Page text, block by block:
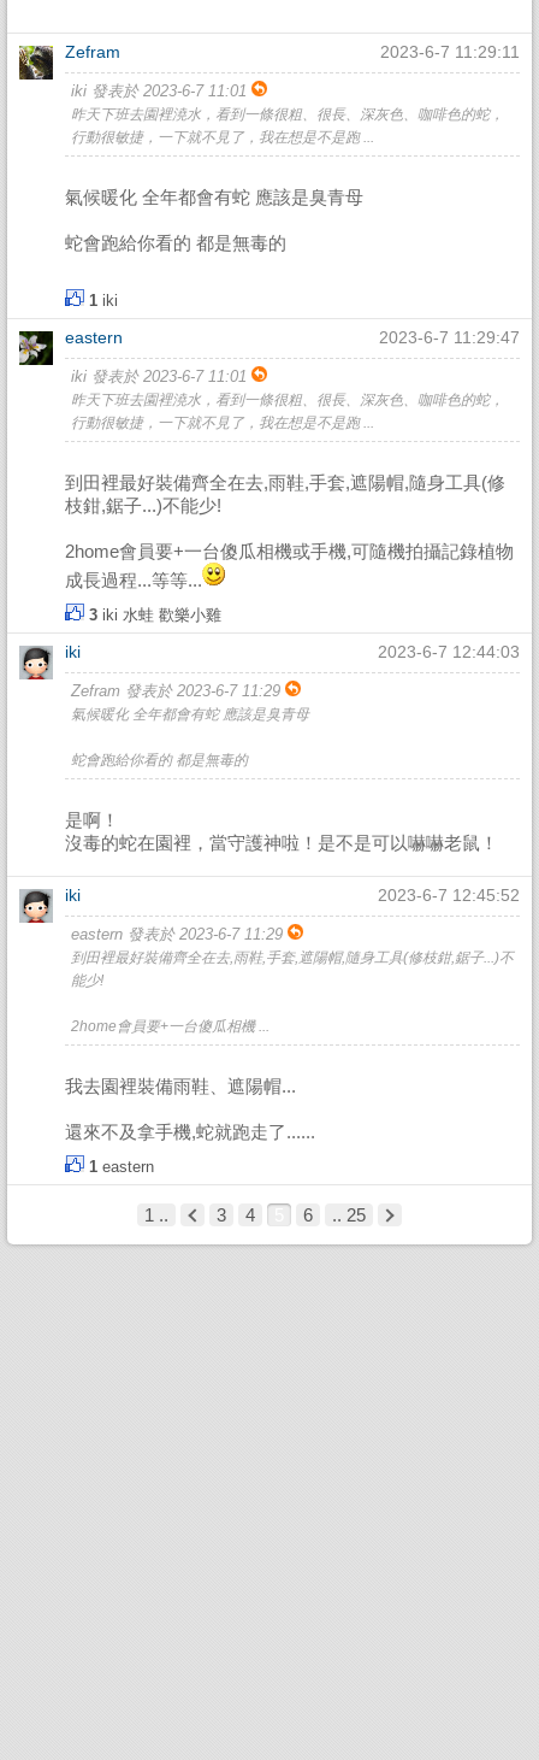
Zefram 2023-6-7 11:29:11
iki 發表於 2023-6-7 11:01
昨天下班去園裡澆水，看到一條很粗、很長、深灰色、咖啡色的蛇，
行動很敏捷，一下就不見了，我在想是不是跑 ...
氣候暖化 全年都會有蛇 應該是臭青母
蛇會跑給你看的 都是無毒的
1 iki
eastern 2023-6-7 11:29:47
iki 發表於 2023-6-7 11:01
昨天下班去園裡澆水，看到一條很粗、很長、深灰色、咖啡色的蛇，
行動很敏捷，一下就不見了，我在想是不是跑 ...
到田裡最好裝備齊全在去,雨鞋,手套,遮陽帽,隨身工具(修
枝鉗,鋸子...)不能少!
2home會員要+一台傻瓜相機或手機,可隨機拍攝記錄植物
成長過程...等等...
3 iki 水蛙 歡樂小雞
iki 2023-6-7 12:44:03
Zefram 發表於 2023-6-7 11:29
氣候暖化 全年都會有蛇 應該是臭青母
蛇會跑給你看的 都是無毒的
是啊！
沒毒的蛇在園裡，當守護神啦！是不是可以嚇嚇老鼠！
iki 2023-6-7 12:45:52
eastern 發表於 2023-6-7 11:29
到田裡最好裝備齊全在去,雨鞋,手套,遮陽帽,隨身工具(修枝鉗,鋸子...)不
能少!
2home會員要+一台傻瓜相機 ...
我去園裡裝備雨鞋、遮陽帽...
還來不及拿手機,蛇就跑走了......
1 eastern
1 .. 3 4 6 .. 25